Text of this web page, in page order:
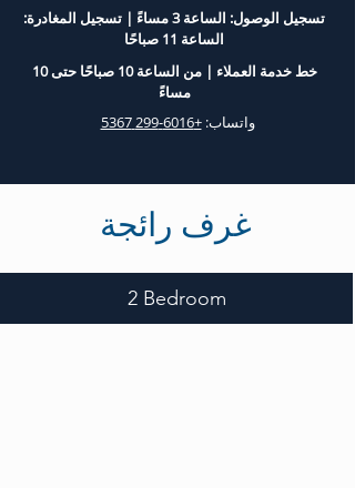
تسجيل الوصول: الساعة 3 مساءً | تسجيل المغادرة:
الساعة 11 صباحًا
خط خدمة العملاء | من الساعة 10 صباحًا حتى 10
مساءً
واتساب:+6016-299 5367
غرف رائجة
2 Bedroom